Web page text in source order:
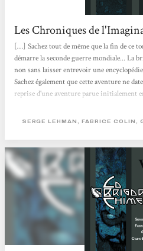
Les Chroniques de
[…] Sachez tout de même que la fin de ce
démarre la seconde guerre mondiale... La
non sans laisser entrevoir une
Sachez également que cette aventure ne
reprise d'une aventure parue initialement
magnifiquement mis en image par Gess et
SERGE LEHMAN, FABRICE COLIN,